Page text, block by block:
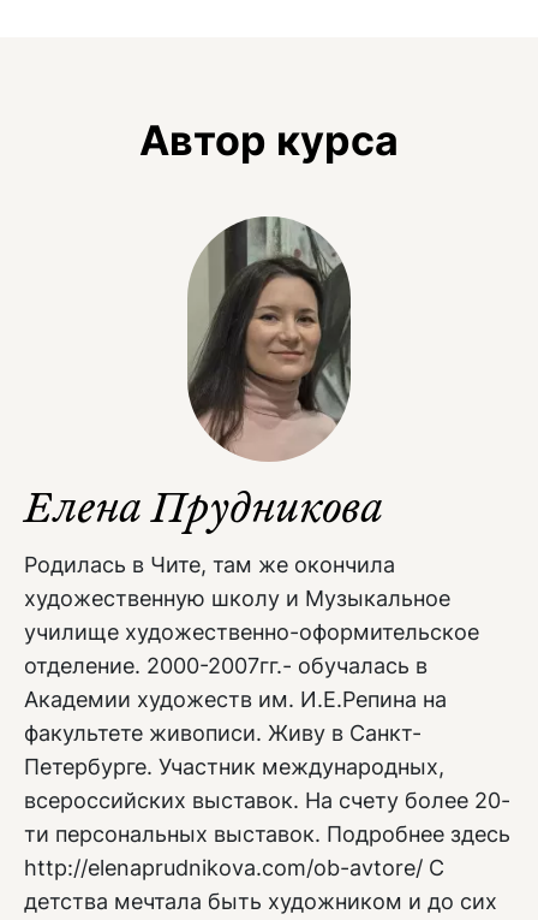
Автор курса
Елена Прудникова
Родилась в Чите, там же окончила
художественную школу и Музыкальное
училище художественно-оформительское
отделение. 2000-2007гг.- обучалась в
Академии художеств им. И.Е.Репина на
факультете живописи. Живу в Санкт-
Петербурге. Участник международных,
всероссийских выставок. На счету более 20-
ти персональных выставок. Подробнее здесь
http://elenaprudnikova.com/ob-avtore/ С
детства мечтала быть художником и до сих